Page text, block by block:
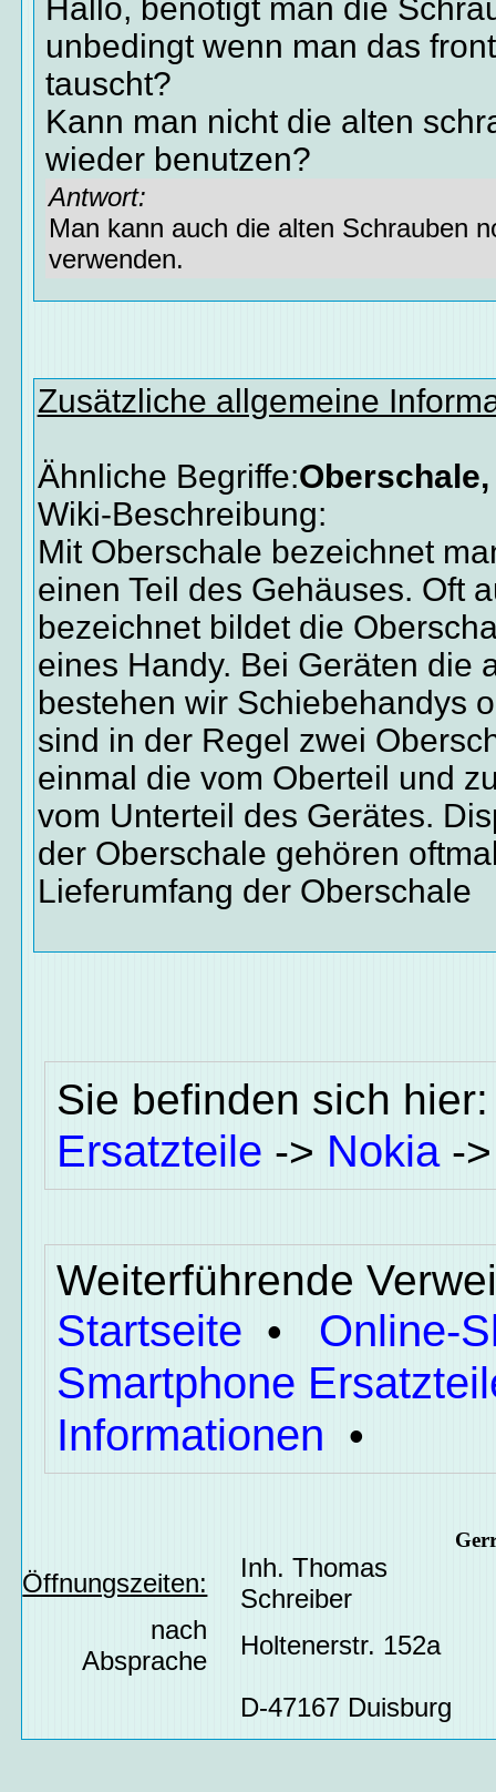
Hallo, benötigt man die
unbedingt wenn man das
tauscht?
Kann man nicht die alten
wieder benutzen?
Antwort:
Man kann auch die alten Schrauben
verwenden.
Zusätzliche allgemeine
Ähnliche Begriffe:
Wiki-Beschreibung:
Mit Oberschale bezeichnet
einen Teil des Gehäuses. Oft
bezeichnet bildet die
eines Handy. Bei Geräten die
bestehen wir Schiebehandys
sind in der Regel zwei
einmal die vom Oberteil und
vom Unterteil des Gerätes.
der Oberschale gehören
Lieferumfang der Oberschale
Sie befinden sich
Ersatzteile -> Nokia-
Weiterführende
Startseite • Online-
Smartphone
Informationen •
Öffnungszeiten:
Inh. Thomas
Schreiber
nach
Absprache
Holtenerstr. 152a
D-47167 Duisburg